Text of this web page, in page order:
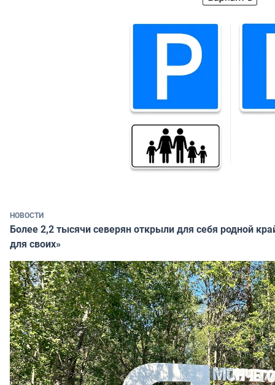
НОВОСТИ
Более 2,2 тысячи северян открыли для себя родной
для своих»